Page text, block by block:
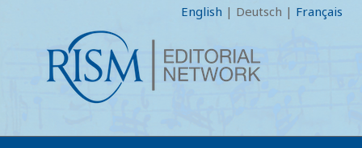
English | Deutsch | Français